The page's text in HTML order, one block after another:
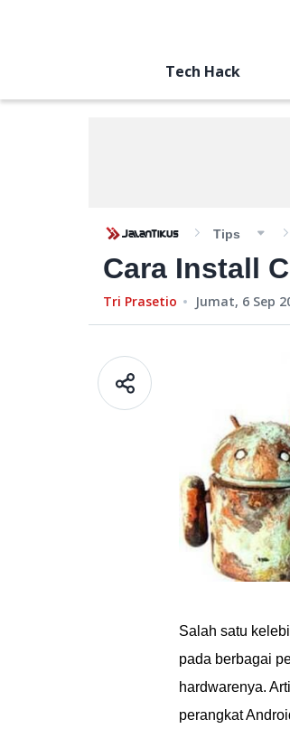
Tech Hack
Tips
Cara Install
Tri Prasetio Jumat, 6 Sep
Salah satu
pada berbagai
hardwarenya.
perangkat